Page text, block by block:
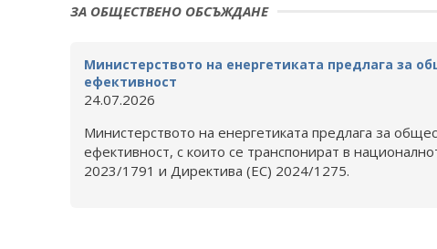
ЗА ОБЩЕСТВЕНО ОБСЪЖДАНЕ
Министерството на енергетиката предлага за
ефективност
24.07.2026
Министерството на енергетиката предлага за
ефективност, с които се транспонират в
2023/1791 и Директива (ЕС) 2024/1275.